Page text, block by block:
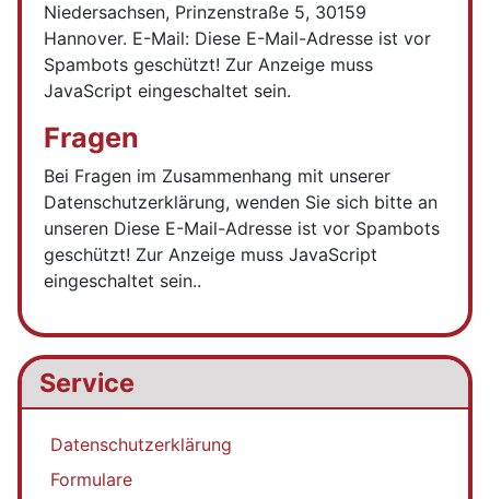
Service
Datenschutzerklärung
Formulare
Niedersachsen, Prinzenstraße 5, 30159
Hannover. E-Mail: Diese E-Mail-Adresse ist vor
Spambots geschützt! Zur Anzeige muss
JavaScript eingeschaltet sein.
Fragen
Bei Fragen im Zusammenhang mit unserer
Datenschutzerklärung, wenden Sie sich bitte an
unseren Diese E-Mail-Adresse ist vor Spambots
geschützt! Zur Anzeige muss JavaScript
eingeschaltet sein..